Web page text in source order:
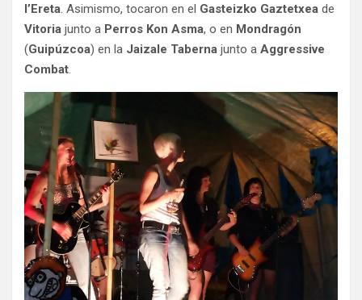
l’Ereta. Asimismo, tocaron en el Gasteizko Gaztetxea de
Vitoria junto a Perros Kon Asma, o en Mondragón
(Guipúzcoa) en la Jaizale Taberna junto a Aggressive
Combat.